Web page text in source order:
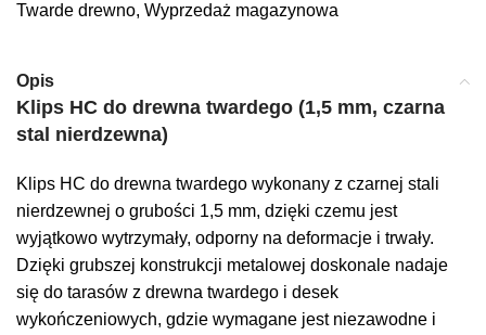
Twarde drewno, Wyprzedaż magazynowa
Opis
Klips HC do drewna twardego (1,5 mm, czarna
stal nierdzewna)
Klips HC do drewna twardego wykonany z czarnej stali
nierdzewnej o grubości 1,5 mm, dzięki czemu jest
wyjątkowo wytrzymały, odporny na deformacje i trwały.
Dzięki grubszej konstrukcji metalowej doskonale nadaje
się do tarasów z drewna twardego i desek
wykończeniowych, gdzie wymagane jest niezawodne i